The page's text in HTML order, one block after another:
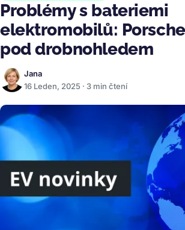
Problémy s bateriemi
elektromobilů:
pod drobnohledem
Jana
16 Leden, 2025 · 3 min čtení